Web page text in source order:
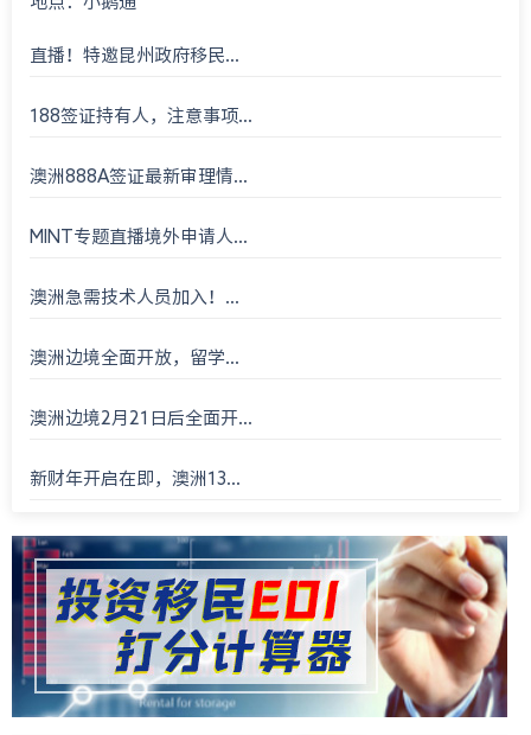
直播！特邀昆州政府移民...
188签证持有人，注意事项...
澳洲888A签证最新审理情...
MINT专题直播境外申请人...
澳洲急需技术人员加入！...
澳洲边境全面开放，留学...
澳洲边境2月21日后全面开...
新财年开启在即，澳洲13...